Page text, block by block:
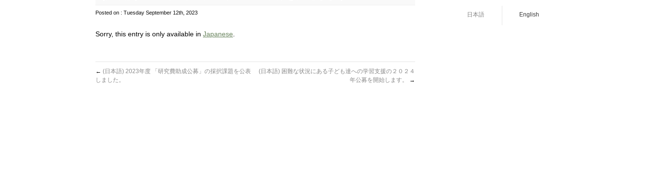
Posted on : Tuesday September 12th, 2023
Sorry, this entry is only available in Japanese
← (日本語) 2023年度 「研究費助成公募」の採択課題を公表
しました。
(日本語) 困難な状況にある子ども達への学習支援の２０２４
年公募を開始します。
→
日本語 English